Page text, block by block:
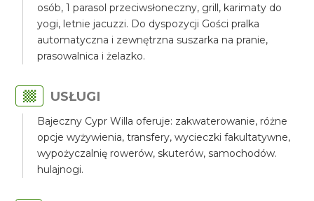
osób, 1 parasol przeciwsłoneczny, grill, karimaty do
yogi, letnie jacuzzi. Do dyspozycji Gości pralka
automatyczna i zewnętrzna suszarka na pranie,
prasowalnica i żelazko.
USŁUGI
Bajeczny Cypr Willa oferuje: zakwaterowanie, różne
opcje wyżywienia, transfery, wycieczki fakultatywne,
wypożyczalnię rowerów, skuterów, samochodów.
hulajnogi.